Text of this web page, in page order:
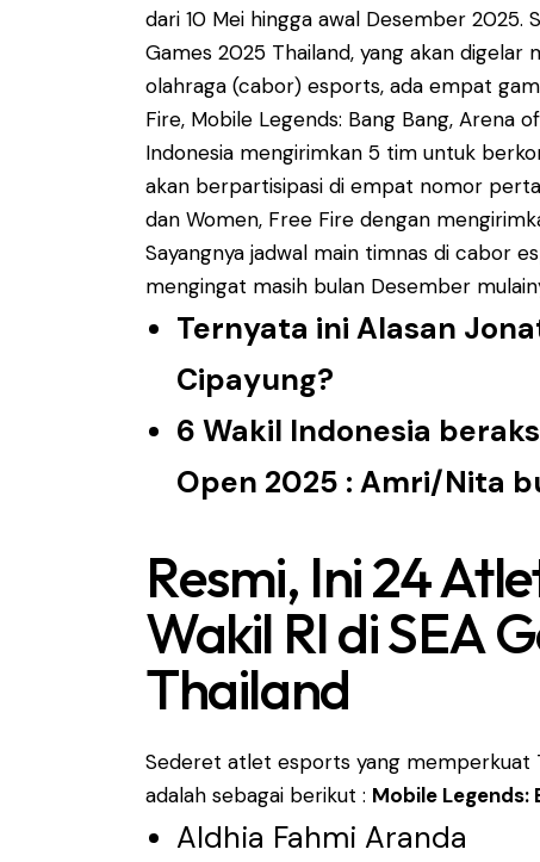
dari 10 Mei hingga awal Desember
Games 2025 Thailand, yang akan
olahraga (cabor) esports, ada empat
Fire, Mobile Legends: Bang Bang, Arena
Indonesia mengirimkan 5 tim untuk
akan berpartisipasi di empat nomor
dan Women, Free Fire dengan
Sayangnya jadwal main timnas di cabor
mengingat masih bulan Desember
Ternyata ini Alasan
Cipayung?
6 Wakil Indonesia
Open 2025 : Amri/Nita
Resmi, Ini 24
Wakil RI di SEA
Thailand
Sederet atlet esports yang memperkuat
adalah sebagai berikut : Mobile Legends:
Aldhia Fahmi Aranda